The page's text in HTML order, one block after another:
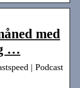
med
…
| Podcast